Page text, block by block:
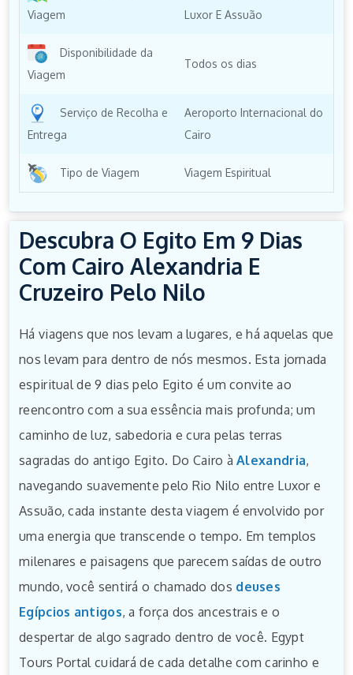
Viagem
Luxor E Assuão
Disponibilidade da
Viagem
Todos os dias
Serviço de Recolha e
Entrega
Aeroporto Internacional do
Cairo
Tipo de Viagem Viagem Espiritual
Descubra O Egito Em 9 Dias
Com Cairo Alexandria E
Cruzeiro Pelo Nilo
Há viagens que nos levam a lugares, e há aquelas que
nos levam para dentro de nós mesmos. Esta jornada
espiritual de 9 dias pelo Egito é um convite ao
reencontro com a sua essência mais profunda; um
caminho de luz, sabedoria e cura pelas terras
sagradas do antigo Egito. Do Cairo àAlexandria,
navegando suavemente pelo Rio Nilo entre Luxor e
Assuão, cada instante desta viagem é envolvido por
uma energia que transcende o tempo. Em templos
milenares e paisagens que parecem saídas de outro
mundo, você sentirá o chamado dos deuses
Egípcios antigos, a força dos ancestrais e o
despertar de algo sagrado dentro de você. Egypt
Tours Portal cuidará de cada detalhe com carinho e